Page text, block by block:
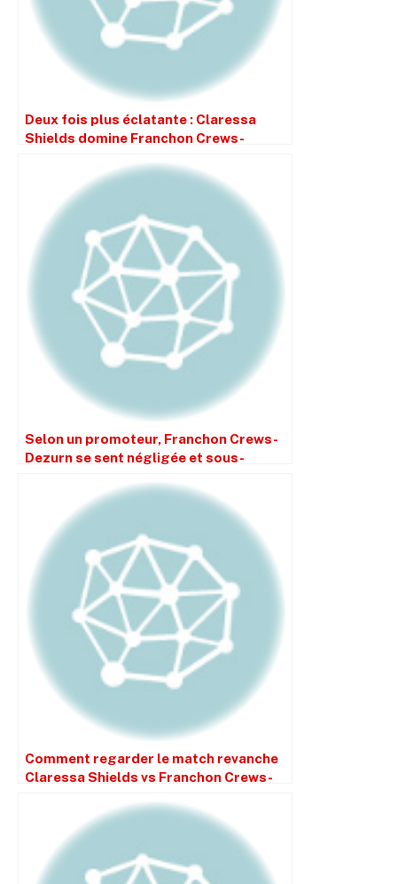
Deux fois plus éclatante : Claressa
Shields domine Franchon Crews-
invincibilité
Selon un promoteur, Franchon Crews-
Dezurn se sent négligée et sous-
Comment regarder le match revanche
Claressa Shields vs Franchon Crews-